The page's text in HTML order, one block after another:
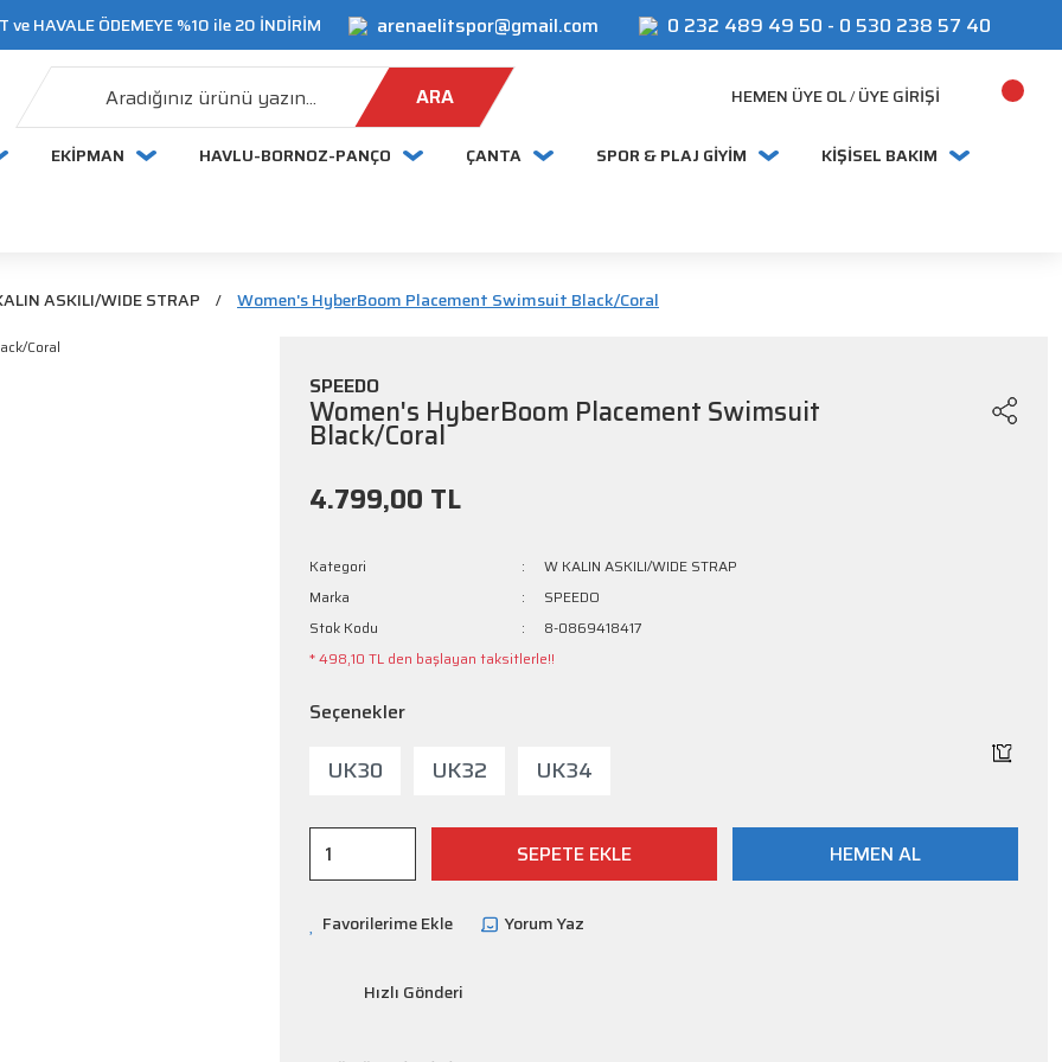
HAVALE ÖDEMEYE %10 ile 20 İNDİRİM arenaelitspor@gmail.com 0 232 489 49 50 - 0 530 238 57 40
ARA HEMEN ÜYE OL/ ÜYE GIRIŞI
EKİPMAN HAVLU-BORNOZ-PANÇO ÇANTA SPOR & PLAJ GİYİM KİŞİSEL BAKIM
ASKILI/WIDE STRAP Women's HyberBoom Placement Swimsuit Black/Coral
SPEEDO
Women's HyberBoom Placement Swimsuit
Black/Coral
4.799,00 TL
Kategori
W KALIN ASKILI/WIDE STRAP
Marka
SPEEDO
Stok Kodu
8-0869418417
* 498,10 TL den başlayan taksitlerle!!
Seçenekler
UK30 UK32 UK34
SEPETE EKLE HEMEN AL
Yorum Yaz
Hızlı Gönderi